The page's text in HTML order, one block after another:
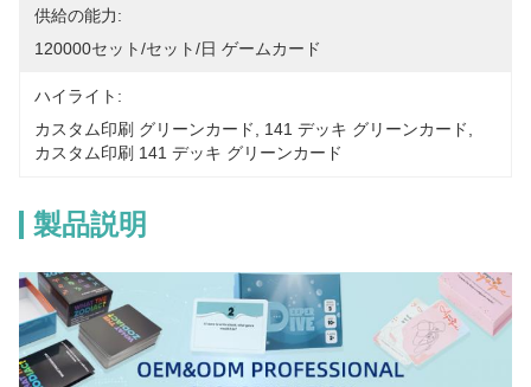
供給の能力:
120000セット/セット/日 ゲームカード
ハイライト:
カスタム印刷 グリーンカード
141 デッキ グリーンカード
カスタム印刷 141 デッキ グリーンカード
製品説明